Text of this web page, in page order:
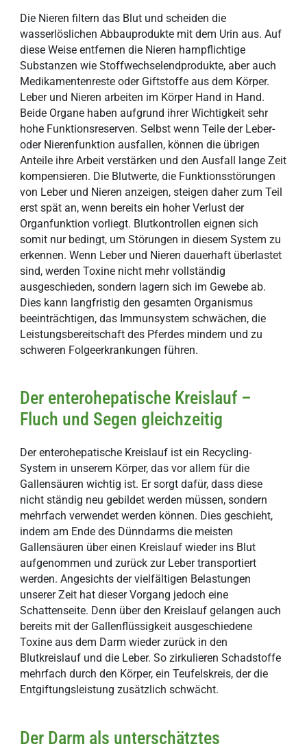
Die Nieren filtern das Blut und scheiden die
wasserlöslichen Abbauprodukte mit dem Urin aus. Auf
diese Weise entfernen die Nieren harnpflichtige
Substanzen wie Stoffwechselendprodukte, aber auch
Medikamentenreste oder Giftstoffe aus dem Körper.
Leber und Nieren arbeiten im Körper Hand in Hand.
Beide Organe haben aufgrund ihrer Wichtigkeit sehr
hohe Funktionsreserven. Selbst wenn Teile der Leber-
oder Nierenfunktion ausfallen, können die übrigen
Anteile ihre Arbeit verstärken und den Ausfall lange Zeit
kompensieren. Die Blutwerte, die Funktionsstörungen
von Leber und Nieren anzeigen, steigen daher zum Teil
erst spät an, wenn bereits ein hoher Verlust der
Organfunktion vorliegt. Blutkontrollen eignen sich
somit nur bedingt, um Störungen in diesem System zu
erkennen. Wenn Leber und Nieren dauerhaft überlastet
sind, werden Toxine nicht mehr vollständig
ausgeschieden, sondern lagern sich im Gewebe ab.
Dies kann langfristig den gesamten Organismus
beeinträchtigen, das Immunsystem schwächen, die
Leistungsbereitschaft des Pferdes mindern und zu
schweren Folgeerkrankungen führen.
Der enterohepatische Kreislauf –
Fluch und Segen gleichzeitig
Der enterohepatische Kreislauf ist ein Recycling-
System in unserem Körper, das vor allem für die
Gallensäuren wichtig ist. Er sorgt dafür, dass diese
nicht ständig neu gebildet werden müssen, sondern
mehrfach verwendet werden können. Dies geschieht,
indem am Ende des Dünndarms die meisten
Gallensäuren über einen Kreislauf wieder ins Blut
aufgenommen und zurück zur Leber transportiert
werden. Angesichts der vielfältigen Belastungen
unserer Zeit hat dieser Vorgang jedoch eine
Schattenseite. Denn über den Kreislauf gelangen auch
bereits mit der Gallenflüssigkeit ausgeschiedene
Toxine aus dem Darm wieder zurück in den
Blutkreislauf und die Leber. So zirkulieren Schadstoffe
mehrfach durch den Körper, ein Teufelskreis, der die
Entgiftungsleistung zusätzlich schwächt.
Der Darm als unterschätztes